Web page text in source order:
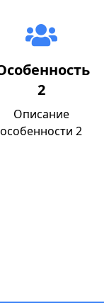
2
Описание
особенности 2